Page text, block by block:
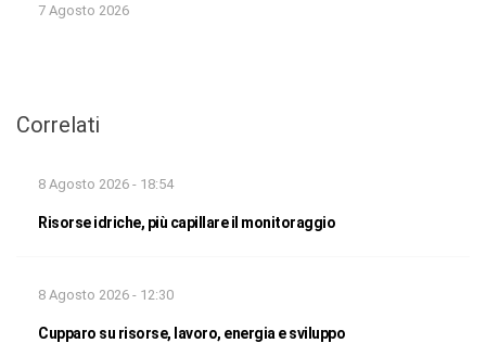
7 Agosto 2026
Correlati
8 Agosto 2026 - 18:54
Risorse idriche, più capillare il monitoraggio
8 Agosto 2026 - 12:30
Cupparo su risorse, lavoro, energia e sviluppo